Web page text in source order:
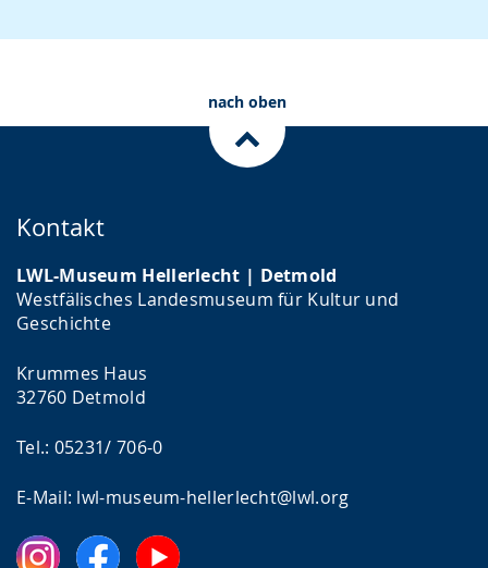
nach oben
Kontakt
LWL-Museum Hellerlecht | Detmold
Westfälisches Landesmuseum für Kultur und
Geschichte
Krummes Haus
32760 Detmold
Tel.: 05231/ 706-0
E-Mail: lwl-museum-hellerlecht@lwl.org